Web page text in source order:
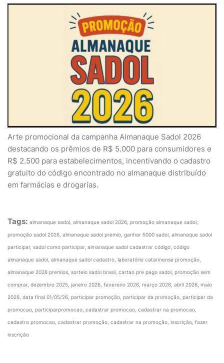
Arte promocional da campanha Almanaque Sadol 2026
destacando os prêmios de R$ 5.000 para consumidores e
R$ 2.500 para estabelecimentos, incentivando o cadastro
gratuito do código encontrado no almanaque distribuído
em farmácias e drogarias.
Tags: almanaque sadol, almanaque sadol 2026, promoção almanaque sadol,
promoção sadol 2026, almanaque sadol premio, ganhar 5000 sadol, almanaque sadol
participar, sadol como participar, almanaque sadol cadastrar código, código
almanaque sadol, almanaque sadol cadastro, laboratório catarinense promoção,
almanaque 2026 premios, sorteio sadol brasil, cartao pre pago sadol, promoção sem
comprar, dezembro 2025, janeiro 2026, fevereiro 2026, março 2026, abril 2026, maio
2026, data final 01/05/26, participar promoção, participar da promoção, participar da
promocao, participarpromocao, cadastrar promocao, cadastrar na promocao,
cadastro promocao, cadastrar promoção, cadastrar na promoção, inscrição, fazer
inscrição